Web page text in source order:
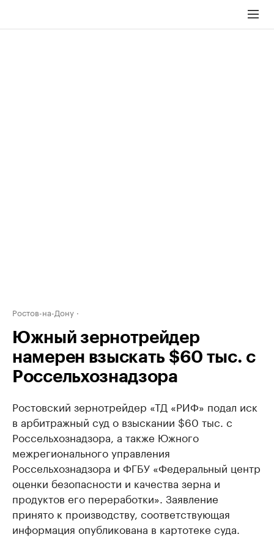
Ростов-на-Дону
Южный зернотрейдер
намерен взыскать $60 тыс. с
Россельхознадзора
Ростовский зернотрейдер «ТД «РИФ» подал иск
в арбитражный суд о взыскании $60 тыс. с
Россельхознадзора, а также Южного
межрегионального управления
Россельхознадзора и ФГБУ «Федеральный центр
оценки безопасности и качества зерна и
продуктов его переработки». Заявление
принято к производству, соответствующая
информация опубликована в картотеке суда.